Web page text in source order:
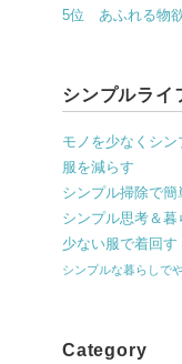
5位 あふれる物
シンプルライ
モノを少なくシ
服を減らす
シンプル掃除で簡
シンプル思考＆暮
少ない服で着回す
シンプルな暮らしで
Category